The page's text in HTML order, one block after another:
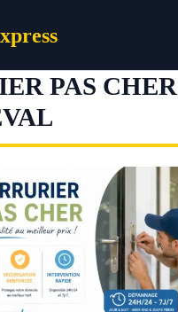
PAS CHER